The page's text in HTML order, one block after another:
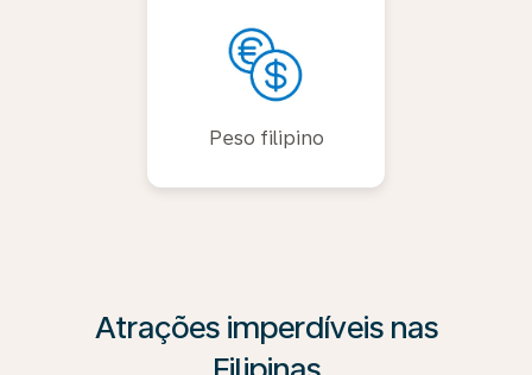
Peso filipino
Atrações imperdíveis nas